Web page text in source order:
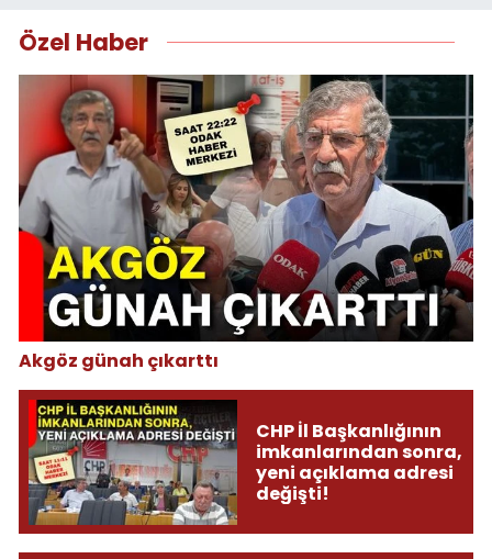
Özel Haber
Akgöz günah çıkarttı
CHP İl Başkanlığının
imkanlarından sonra,
yeni açıklama adresi
değişti!